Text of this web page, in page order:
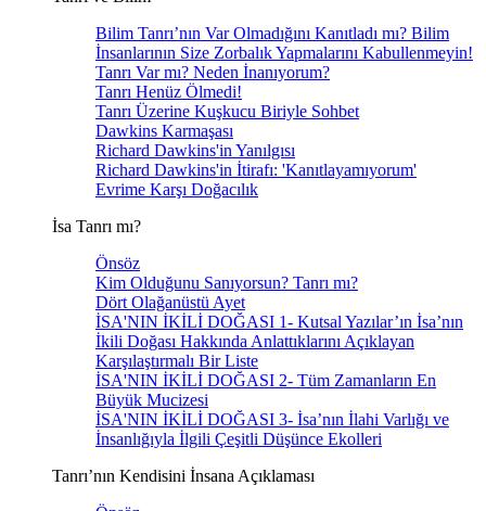
Bilim Tanrı’nın Var Olmadığını Kanıtladı mı? Bilim
İnsanlarının Size Zorbalık Yapmalarını Kabullenmeyin!
Tanrı Var mı? Neden İnanıyorum?
Tanrı Henüz Ölmedi!
Tanrı Üzerine Kuşkucu Biriyle Sohbet
Dawkins Karmaşası
Richard Dawkins'in Yanılgısı
Richard Dawkins'in İtirafı: 'Kanıtlayamıyorum'
Evrime Karşı Doğacılık
İsa Tanrı mı?
Önsöz
Kim Olduğunu Sanıyorsun? Tanrı mı?
Dört Olağanüstü Ayet
İSA'NIN İKİLİ DOĞASI 1- Kutsal Yazılar’ın İsa’nın
İkili Doğası Hakkında Anlattıklarını Açıklayan
Karşılaştırmalı Bir Liste
İSA'NIN İKİLİ DOĞASI 2- Tüm Zamanların En
Büyük Mucizesi
İSA'NIN İKİLİ DOĞASI 3- İsa’nın İlahi Varlığı ve
İnsanlığıyla İlgili Çeşitli Düşünce Ekolleri
Tanrı’nın Kendisini İnsana Açıklaması